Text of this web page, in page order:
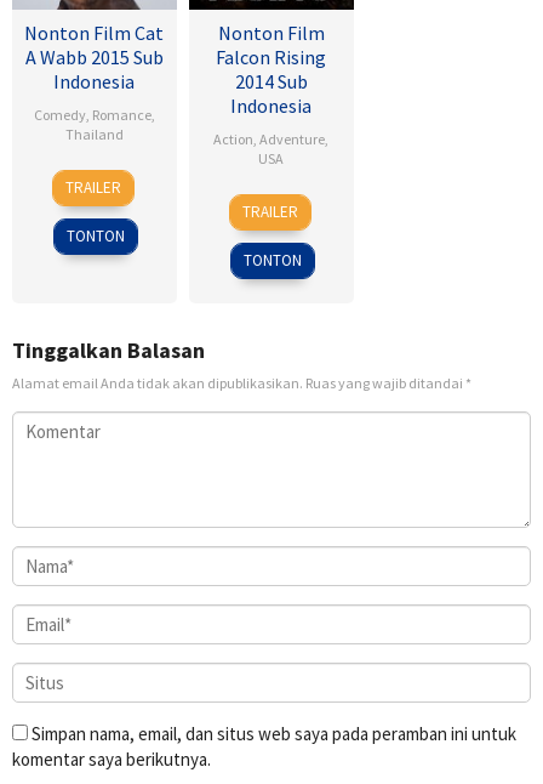
Nonton Film Cat
A Wabb 2015 Sub
Indonesia
Comedy, Romance,
Thailand
4
Mar
2015
Nareubadee
Wetchakam
TRAILER
TONTON
Nonton Film
Falcon Rising
2014 Sub
Indonesia
Action,Adventure,
USA
5
Sep
2014
Ernie
Barbarash
TRAILER
TONTON
Tinggalkan Balasan
Alamat email Anda tidak akan dipublikasikan. Ruas yang wajib ditandai *
Simpan nama, email, dan situs web saya pada peramban ini untuk
komentar saya berikutnya.